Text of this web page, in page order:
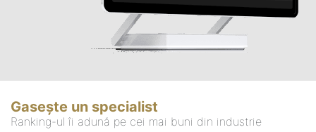
Gasește un specialist
Ranking-ul îi adună pe cei mai buni din industrie